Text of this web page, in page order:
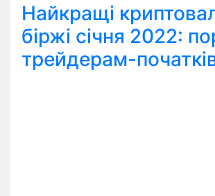
Найкращі
біржі січня 2022:
трейдерам-